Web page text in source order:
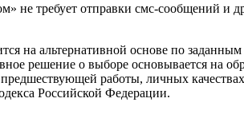
не требует отправки смс-сообщений и
на альтернативной основе по
решение о выборе основывается на
работы, личных
Российской Федерации.